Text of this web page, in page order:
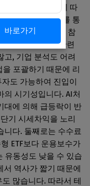
꾸고 있으며, 그에 따
다. 테마형 ETF를 통
체 트렌드에 쉽게 참
장벽입니다. AI 관련
고, 기업 분석도 어려
을 포괄하기 때문에 리
도 가능하여 진입이
의 시기성입니다. AI처
대에 의해 급등락이 반
기 시세차익을 노리
니다. 둘째로는 수수료
ETF보다 운용보수가
유동성도 낮을 수 있습
서 역사가 짧기 때문에
많습니다. 따라서 테
바로가기